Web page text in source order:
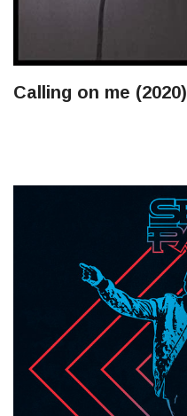
Calling on me (2020)